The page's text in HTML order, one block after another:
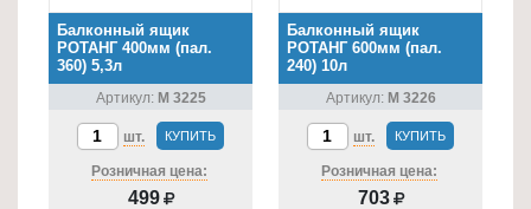
Балконный ящик
РОТАНГ 400мм (пал.
360) 5,3л
Артикул: М 3225
шт. КУПИТЬ
Розничная цена:
499
Балконный ящик
РОТАНГ 600мм (пал.
240) 10л
Артикул: М 3226
шт. КУПИТЬ
Розничная цена:
703